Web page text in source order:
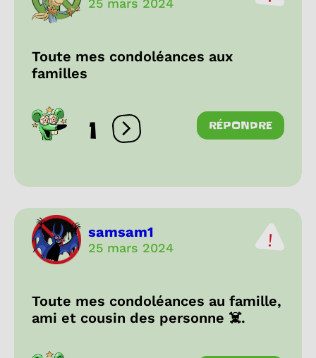
25 mars 2024
Toute mes condoléances aux
familles
1 Ouvrir les réactions
RÉPONDRE
samsam1
25 mars 2024
Toute mes condoléances au famille,
ami et cousin des personne ☠️.